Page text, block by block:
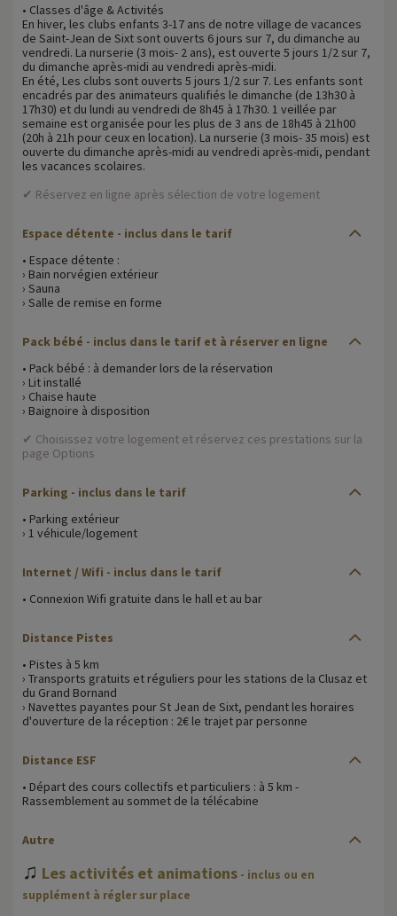
• Classes d'âge & Activités
En hiver, les clubs enfants 3-17 ans de notre village de vacances
de Saint-Jean de Sixt sont ouverts 6 jours sur 7, du dimanche au
vendredi. La nurserie (3 mois- 2 ans), est ouverte 5 jours 1/2 sur 7,
du dimanche après-midi au vendredi après-midi.
En été, Les clubs sont ouverts 5 jours 1/2 sur 7. Les enfants sont
encadrés par des animateurs qualifiés le dimanche (de 13h30 à
17h30) et du lundi au vendredi de 8h45 à 17h30. 1 veillée par
semaine est organisée pour les plus de 3 ans de 18h45 à 21h00
(20h à 21h pour ceux en location). La nurserie (3 mois- 35 mois) est
ouverte du dimanche après-midi au vendredi après-midi, pendant
les vacances scolaires.
✔ Réservez en ligne après sélection de votre logement
Espace détente - inclus dans le tarif
• Espace détente :
› Bain norvégien extérieur
› Sauna
› Salle de remise en forme
Pack bébé - inclus dans le tarif et à réserver en ligne
• Pack bébé : à demander lors de la réservation
› Lit installé
› Chaise haute
› Baignoire à disposition
✔ Choisissez votre logement et réservez ces prestations sur la
page Options
Parking - inclus dans le tarif
• Parking extérieur
› 1 véhicule/logement
Internet / Wifi - inclus dans le tarif
• Connexion Wifi gratuite dans le hall et au bar
Distance Pistes
• Pistes à 5 km
› Transports gratuits et réguliers pour les stations de la Clusaz et
du Grand Bornand
› Navettes payantes pour St Jean de Sixt, pendant les horaires
d'ouverture de la réception : 2€ le trajet par personne
Distance ESF
• Départ des cours collectifs et particuliers : à 5 km -
Rassemblement au sommet de la télécabine
Autre
♫ Les activités et animations - inclus ou en
supplément à régler sur place